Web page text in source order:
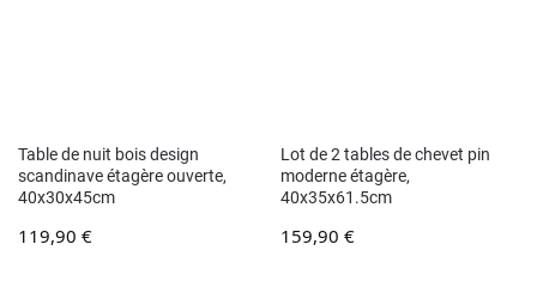
Table de nuit bois design
scandinave étagère ouverte,
40x30x45cm
119,90 €
Lot de 2 tables de chevet pin
moderne étagère,
40x35x61.5cm
159,90 €